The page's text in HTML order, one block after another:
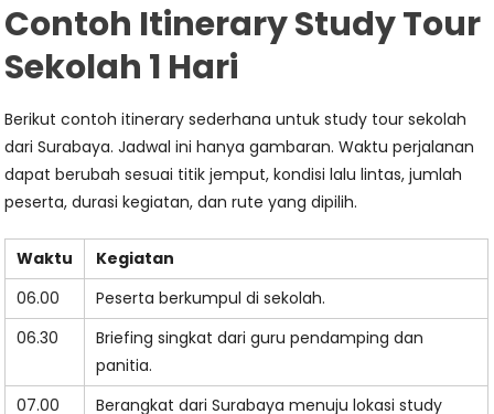
Contoh Itinerary Study Tour
Sekolah 1 Hari
Berikut contoh itinerary sederhana untuk study tour sekolah
dari Surabaya. Jadwal ini hanya gambaran. Waktu perjalanan
dapat berubah sesuai titik jemput, kondisi lalu lintas, jumlah
peserta, durasi kegiatan, dan rute yang dipilih.
Waktu
Kegiatan
06.00
Peserta berkumpul di sekolah.
06.30
Briefing singkat dari guru pendamping dan
panitia.
07.00
Berangkat dari Surabaya menuju lokasi study